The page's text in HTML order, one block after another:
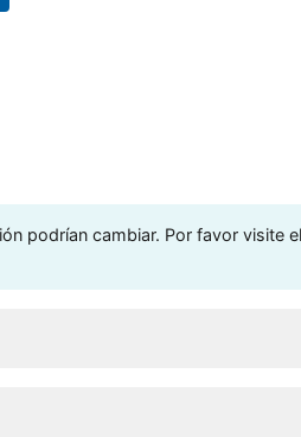
podrían cambiar. Por favor visite